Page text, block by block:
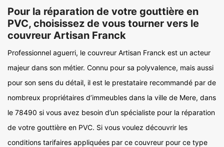
Pour la réparation de votre gouttière en
PVC, choisissez de vous tourner vers le
couvreur Artisan Franck
Professionnel aguerri, le couvreur Artisan Franck est un acteur
majeur dans son métier. Connu pour sa polyvalence, mais aussi
pour son sens du détail, il est le prestataire recommandé par de
nombreux propriétaires d’immeubles dans la ville de Mere, dans
le 78490 si vous avez besoin d’un spécialiste pour la réparation
de votre gouttière en PVC. Si vous voulez découvrir les
conditions tarifaires appliquées par ce couvreur pour ce type